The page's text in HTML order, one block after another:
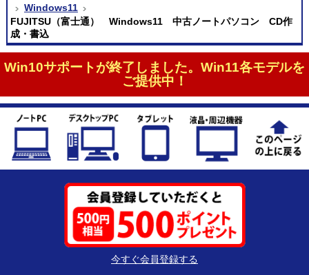
Windows11
FUJITSU（富士通） Windows11 中古ノートパソコン CD作
成・書込
Win10サポートが終了しました。Win11各モデルを
ご提供中！
今すぐ会員登録する